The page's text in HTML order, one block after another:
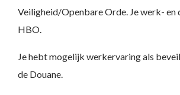
Veiligheid/Openbare Orde. Je werk- en
HBO.
Je hebt mogelijk werkervaring als
de Douane.